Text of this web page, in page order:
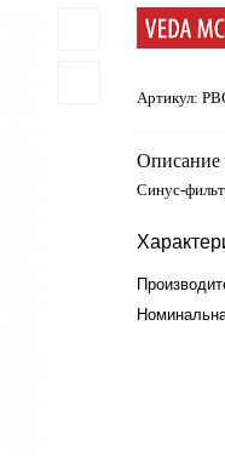
Артикул:
Описание
Синус-